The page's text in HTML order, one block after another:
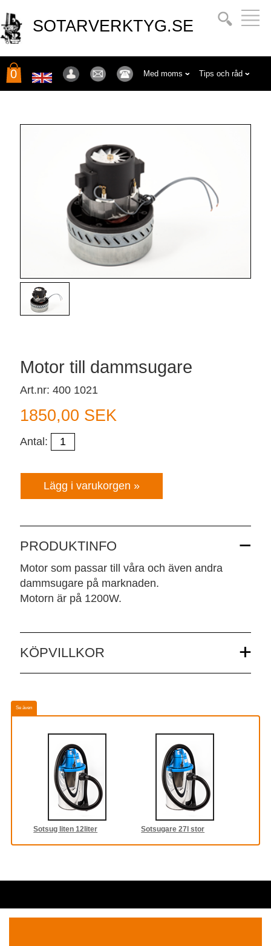
SOTARVERKTYG.SE
0 Med moms Tips och råd
Motor till dammsugare
Art.nr: 400 1021
1850,00 SEK
Antal:
PRODUKTINFO
Motor som passar till våra och även andra
dammsugare på marknaden.
Motorn är på 1200W.
KÖPVILLKOR
Se även
Sotsug liten 12liter Sotsugare 27l stor